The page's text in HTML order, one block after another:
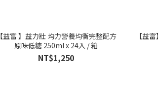
【益富 】益力壯 均力營養均衡完整配方
原味低糖 250ml x 24入 / 箱
NT$1,250
【益